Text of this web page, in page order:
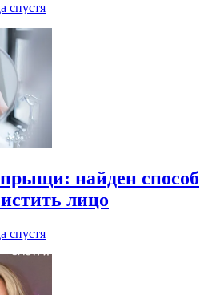
спустя
найден способ
лицо
спустя